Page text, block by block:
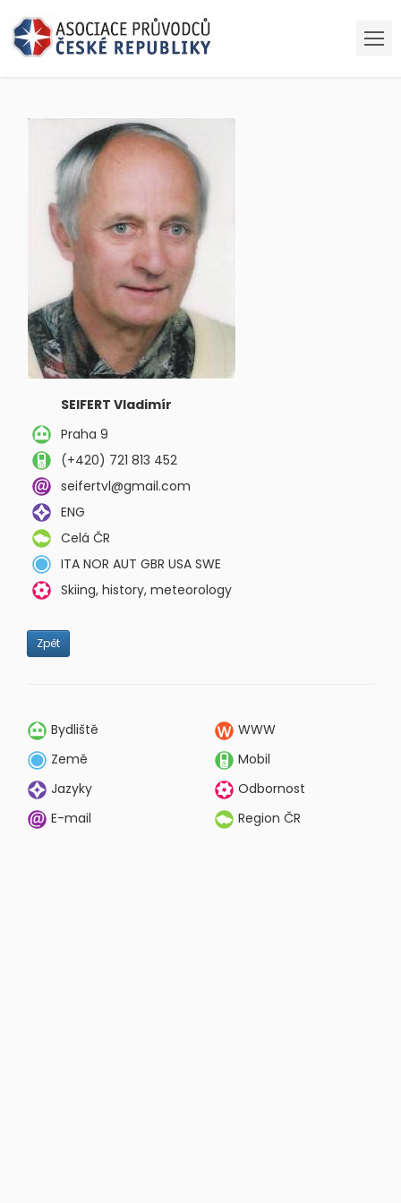
SEIFERT Vladimír
Praha 9
(+420) 721 813 452
seifertvl@gmail.com
ENG
Celá ČR
ITA NOR AUT GBR USA SWE
Skiing, history, meteorology
Zpět
Bydliště
WWW
Země
Mobil
Jazyky
Odbornost
E-mail
Region ČR